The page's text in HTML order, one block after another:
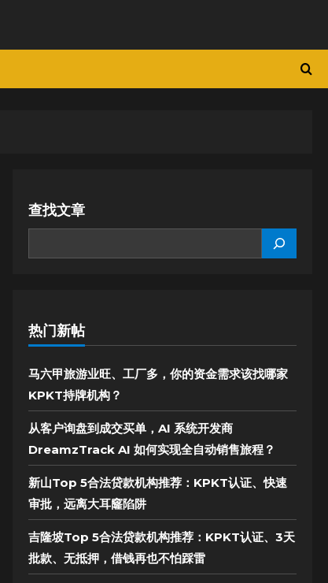
查找文章
热门新帖
马六甲旅游业旺、工厂多，你的资金需求该找哪家
KPKT持牌机构？
从客户询盘到成交买单，AI 系统开发商
DreamzTrack AI 如何实现全自动销售旅程？
新山Top 5合法贷款机构推荐：KPKT认证、快速
审批，远离大耳窿陷阱
吉隆坡Top 5合法贷款机构推荐：KPKT认证、3天
批款、无抵押，借钱再也不怕踩雷